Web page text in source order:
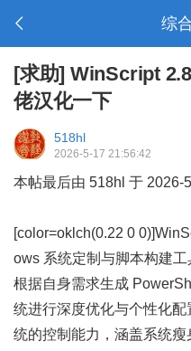
综
[求助] WinScript
佬汉化一下
518hl
2026-5-17 21:56:42
本帖最后由 518hl 于 2026-
[color=oklch(0.22 0 0)]
ows 系统定制与脚本构建
根据自身需求生成
统进行深度优化与个性化
统的控制能力，涵盖系统